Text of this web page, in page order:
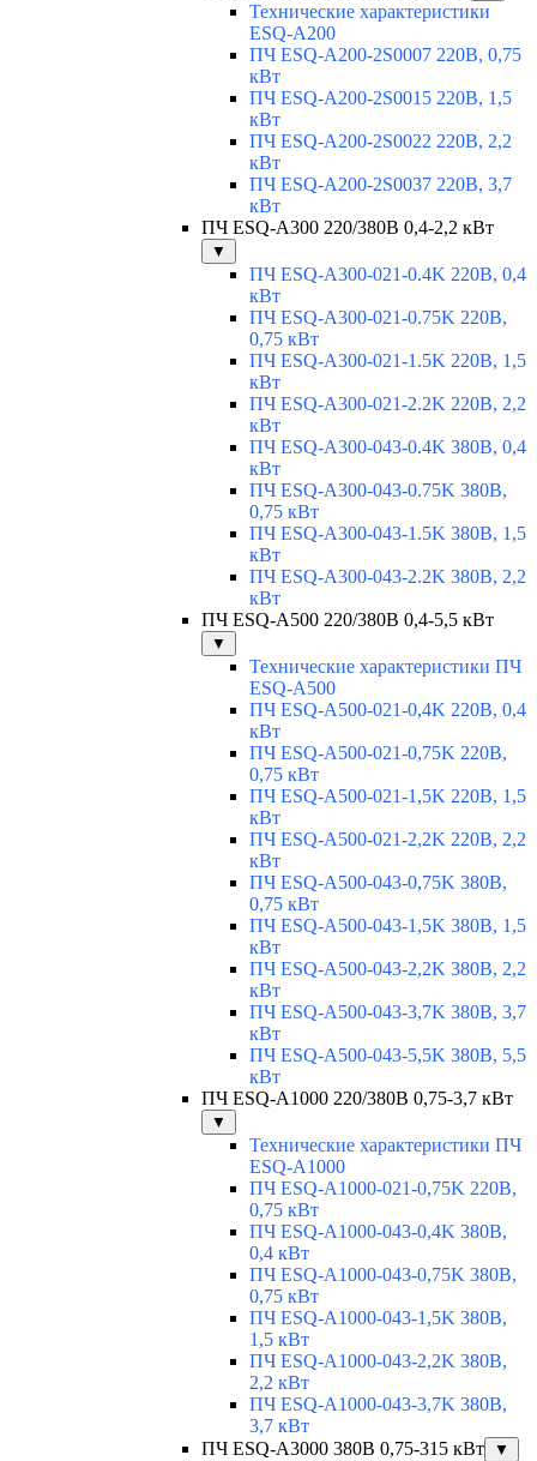
Технические характеристики
ESQ-A200
ПЧ ESQ-A200-2S0007 220В, 0,75
кВт
ПЧ ESQ-A200-2S0015 220В, 1,5
кВт
ПЧ ESQ-A200-2S0022 220В, 2,2
кВт
ПЧ ESQ-A200-2S0037 220В, 3,7
кВт
ПЧ ESQ-A300 220/380В 0,4-2,2 кВт
▼
ПЧ ESQ-A300-021-0.4K 220В, 0,4
кВт
ПЧ ESQ-A300-021-0.75K 220В,
0,75 кВт
ПЧ ESQ-A300-021-1.5K 220В, 1,5
кВт
ПЧ ESQ-A300-021-2.2K 220В, 2,2
кВт
ПЧ ESQ-A300-043-0.4K 380В, 0,4
кВт
ПЧ ESQ-A300-043-0.75K 380В,
0,75 кВт
ПЧ ESQ-A300-043-1.5K 380В, 1,5
кВт
ПЧ ESQ-A300-043-2.2K 380В, 2,2
кВт
ПЧ ESQ-A500 220/380В 0,4-5,5 кВт
▼
Технические характеристики ПЧ
ESQ-A500
ПЧ ESQ-A500-021-0,4K 220В, 0,4
кВт
ПЧ ESQ-A500-021-0,75K 220В,
0,75 кВт
ПЧ ESQ-A500-021-1,5K 220В, 1,5
кВт
ПЧ ESQ-A500-021-2,2K 220В, 2,2
кВт
ПЧ ESQ-A500-043-0,75K 380В,
0,75 кВт
ПЧ ESQ-A500-043-1,5K 380В, 1,5
кВт
ПЧ ESQ-A500-043-2,2K 380В, 2,2
кВт
ПЧ ESQ-A500-043-3,7K 380В, 3,7
кВт
ПЧ ESQ-A500-043-5,5K 380В, 5,5
кВт
ПЧ ESQ-A1000 220/380В 0,75-3,7 кВт
▼
Технические характеристики ПЧ
ESQ-A1000
ПЧ ESQ-A1000-021-0,75K 220В,
0,75 кВт
ПЧ ESQ-A1000-043-0,4K 380В,
0,4 кВт
ПЧ ESQ-A1000-043-0,75K 380В,
0,75 кВт
ПЧ ESQ-A1000-043-1,5K 380В,
1,5 кВт
ПЧ ESQ-A1000-043-2,2K 380В,
2,2 кВт
ПЧ ESQ-A1000-043-3,7K 380В,
3,7 кВт
ПЧ ESQ-A3000 380В 0,75-315 кВт
▼